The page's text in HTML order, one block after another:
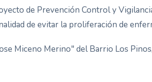
de Prevención Control y
de evitar la proliferación de
Miceno Merino" del Barrio Los